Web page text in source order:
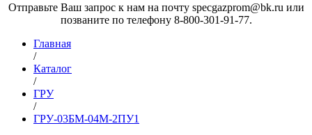
Отправьте Ваш запрос к нам на почту specgazprom@bk.ru или
позваните по телефону 8-800-301-91-77.
Главная
/
Каталог
/
ГРУ
/
ГРУ-03БМ-04М-2ПУ1